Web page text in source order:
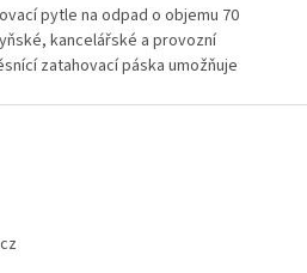
pytle na odpad o objemu 70
kancelářské a provozní
zatahovací páska umožňuje